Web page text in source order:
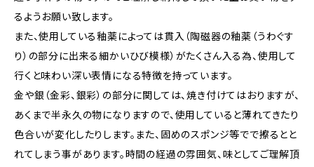
るようお願い致します。
また、使用している釉薬によっては貫入（陶磁器の釉薬（うわぐす
り）の部分に出来る細かいひび模様）がたくさん入る為、使用して
行くと味わい深い表情になる特徴を持っています。
金や銀（金彩、銀彩）の部分に関しては、焼き付けてはおりますが、
あくまで半永久の物になりますので、使用していると薄れてきたり
色合いが変化したりします。また、固めのスポンジ等でで擦るとと
れてしまう事があります。時間の経過の雰囲気、味としてご理解頂